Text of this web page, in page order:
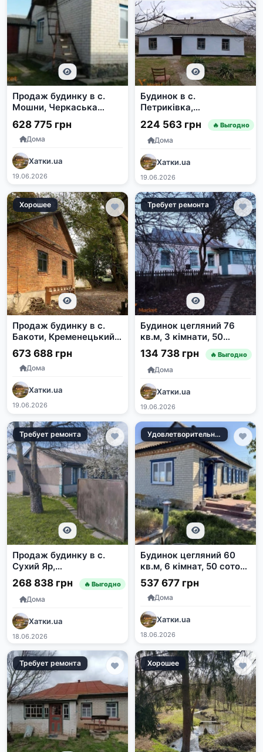
Продаж будинку в с.
Мошни, Черкаська
область, вул.
Невського, 11
628 775 грн
Дома
Хатки.ua
19.06.2026
Будинок в с.
Петриківка,
Дніпропетровська
область
224 563 грн 🔥 Выгодно
Дома
Хатки.ua
19.06.2026
Хорошее
Продаж будинку в с.
Бакоти, Кременецький
район, Тернопільська
область
673 688 грн
Дома
Хатки.ua
19.06.2026
Требует ремонта
Будинок цегляний 76
кв.м, 3 кімнати, 50
соток землі в с. Товсті
Роги
134 738 грн 🔥 Выгодно
Дома
Хатки.ua
19.06.2026
Требует ремонта
Продаж будинку в с.
Сухий Яр,
Білоцерківський район,
Київська область
268 838 грн 🔥 Выгодно
Дома
Хатки.ua
18.06.2026
Удовлетворительное
Будинок цегляний 60
кв.м, 6 кімнат, 50 соток
землі в с. Жуки,
Полтавська область
537 677 грн
Дома
Хатки.ua
18.06.2026
Требует ремонта Хорошее